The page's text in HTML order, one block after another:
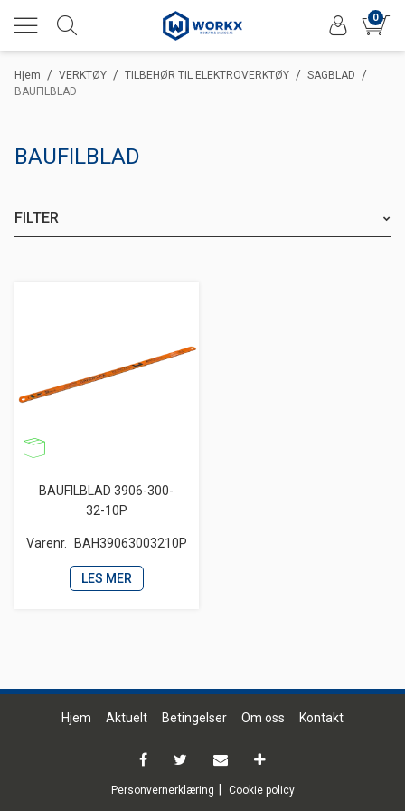
0
/
Hjem /
VERKTØY /
TILBEHØR TIL ELEKTROVERKTØY /
SAGBLAD
BAUFILBLAD
BAUFILBLAD
FILTER
BAUFILBLAD 3906-300-
32-10P
Varenr. BAH39063003210P
LES MER
Hjem Aktuelt Betingelser Om oss Kontakt
Personvernerklæring Cookie policy